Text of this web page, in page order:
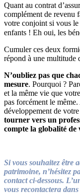
Quant au contrat
complément de revenu
votre conjoint si vous
enfants ! Eh oui, les
Cumuler ces deux
répond à une multitude
N’oubliez pas que
mesure. Pourquoi ?
et la même vie que
pas forcément le
développement de
tourner vers un
compte la globalité
Si vous souhaitez être
patrimoine, n’hésitez
contact ci-dessous.
vous recontactera